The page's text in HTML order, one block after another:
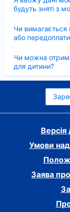
будуть зняті з
Чи вимагається
або
Чи можна
для дитини?
Версія
Умови
Заява